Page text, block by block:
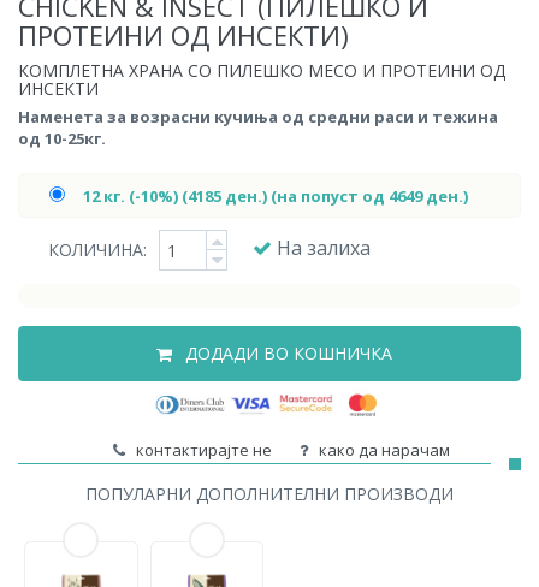
ПРОТЕИНИ ОД ИНСЕКТИ)
КОМПЛЕТНА ХРАНА СО ПИЛЕШКО МЕСО И ПРОТЕИНИ ОД
ИНСЕКТИ
Наменета за возрасни кучиња од средни раси и тежина
од 10-25кг.
12 кг. (-10%) (4185 ден.) (на попуст од 4649 ден.)
КОЛИЧИНА: На залиха
ДОДАДИ ВО КОШНИЧКА
контактирајте не како да нарачам
ПОПУЛАРНИ ДОПОЛНИТЕЛНИ ПРОИЗВОДИ